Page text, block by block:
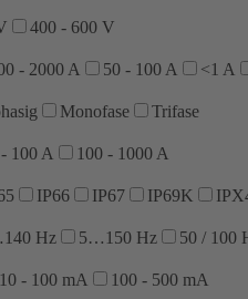
400 - 600 V
- 2000 A 50 - 100 A <1 A
Monofase
Trifase
100 A
100 - 1000 A
IP66 IP67 IP69K
Hz 5…150 Hz 50 / 100
10 - 100 mA
100 - 500 mA